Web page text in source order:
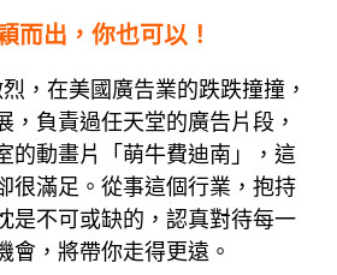
而出，你也可以！
，在美國廣告業的跌跌撞撞，
，負責過任天堂的廣告片段，
的動畫片「萌牛費迪南」，這
很滿足。從事這個行業，抱持
是不可或缺的，認真對待每一
會，將帶你走得更遠。